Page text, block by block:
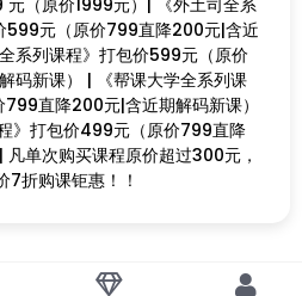
❅
2022077749号
599元（原价799直降200元|含近
系列课程》打包价599元（原价
码新课） | 《帮课大学全系列课
直降200元|含近期解码新课）
》打包价499元（原价799直降
单次购买课程原价超过300元，
7折购课钜惠！！